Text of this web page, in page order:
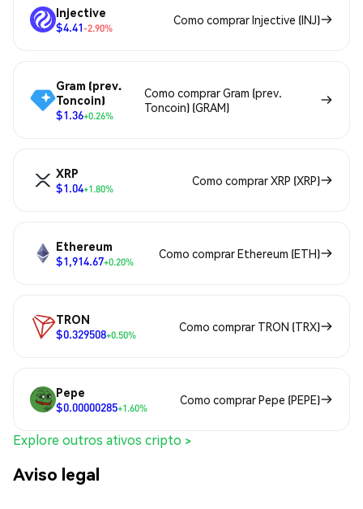
Injective
$4.41-2.90%
Como comprar Injective (INJ)
Gram (prev.
Toncoin)
$1.36+0.26%
Como comprar Gram (prev.
Toncoin) (GRAM)
XRP
$1.04+1.80%
Como comprar XRP (XRP)
Ethereum
$1,914.67+0.20%
Como comprar Ethereum (ETH)
TRON
$0.329508+0.50%
Como comprar TRON (TRX)
Pepe
$0.00000285+1.60%
Como comprar Pepe (PEPE)
Explore outros ativos cripto >
Aviso legal